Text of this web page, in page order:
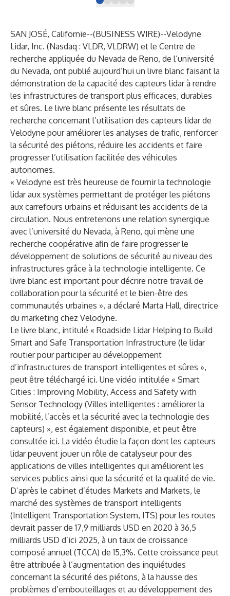
SAN JOSÉ, Californie--(BUSINESS WIRE)--Velodyne
Lidar, Inc. (Nasdaq : VLDR, VLDRW) et le Centre de
recherche appliquée du Nevada de Reno, de l’université
du Nevada, ont publié aujourd’hui un livre blanc faisant la
démonstration de la capacité des capteurs lidar à rendre
les infrastructures de transport plus efficaces, durables
et sûres. Le livre blanc présente les résultats de
recherche concernant l’utilisation des capteurs lidarde
Velodyne pour améliorer les analyses de trafic, renforcer
la sécurité des piétons, réduire les accidents et faire
progresser l’utilisation facilitée des véhicules
autonomes.
« Velodyne est très heureuse de fournir la technologie
lidar aux systèmes permettant de protéger les piétons
aux carrefours urbains et réduisant les accidents de la
circulation. Nous entretenons une relation synergique
avec l’université du Nevada, à Reno, qui mène une
recherche coopérative afin de faire progresser le
développement de solutions de sécurité au niveau des
infrastructures grâce à la technologie intelligente. Ce
livre blanc est important pour décrire notre travail de
collaboration pour la sécurité et le bien-être des
communautés urbaines », a déclaré Marta Hall, directrice
du marketing chez Velodyne.
Le livre blanc, intitulé « Roadside Lidar Helping to Build
Smart and Safe Transportation Infrastructure (le lidar
routier pour participer au développement
d’infrastructures de transport intelligentes et sûres »,
peut être téléchargé ici. Une vidéo intitulée « Smart
Cities : Improving Mobility, Access and Safety with
Sensor Technology (Villes intelligentes : améliorer la
mobilité, l’accès et la sécurité avec la technologie des
capteurs) », est également disponible, et peut être
consultée ici. La vidéo étudie la façon dont les capteurs
lidar peuvent jouer un rôle de catalyseur pour des
applications de villes intelligentes qui améliorent les
services publics ainsi que la sécurité et la qualité de vie.
D’après le cabinet d’études Markets and Markets, le
marché des systèmes de transport intelligents
(Intelligent Transportation System, ITS) pour les routes
devrait passer de 17,9 milliards USD en 2020 à 36,5
milliards USD d’ici 2025, à un taux de croissance
composé annuel (TCCA) de 15,3%. Cette croissance peut
être attribuée à l’augmentation des inquiétudes
concernant la sécurité des piétons, à la hausse des
problèmes d’embouteillages et au développement des